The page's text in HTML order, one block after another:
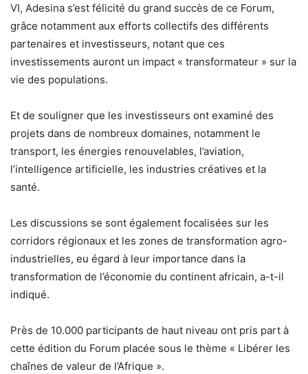
VI, Adesina s’est félicité du grand succès de ce Forum,
grâce notamment aux efforts collectifs des différents
partenaires et investisseurs, notant que ces
investissements auront un impact « transformateur » sur la
vie des populations.
Et de souligner que les investisseurs ont examiné des
projets dans de nombreux domaines, notamment le
transport, les énergies renouvelables, l’aviation,
l’intelligence artificielle, les industries créatives et la
santé.
Les discussions se sont également focalisées sur les
corridors régionaux et les zones de transformation agro-
industrielles, eu égard à leur importance dans la
transformation de l’économie du continent africain, a-t-il
indiqué.
Près de 10.000 participants de haut niveau ont pris part à
cette édition du Forum placée sous le thème « Libérer les
chaînes de valeur de l’Afrique ».